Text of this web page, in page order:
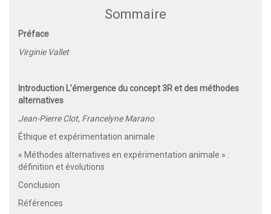
Sommaire
Préface
Virginie Vallet
Introduction L’émergence du concept 3R et des méthodes
alternatives
Jean-Pierre Clot, Francelyne Marano
Éthique et expérimentation animale
« Méthodes alternatives en expérimentation animale » :
définition et évolutions
Conclusion
Références